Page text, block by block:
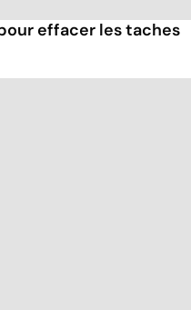
effacer les taches